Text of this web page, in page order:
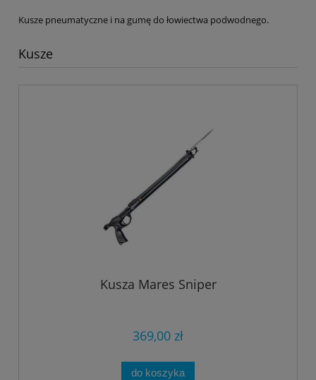
Kusze pneumatyczne i na gumę do łowiectwa podwodnego.
Kusze
Kusza Mares Sniper
369,00 zł
do koszyka